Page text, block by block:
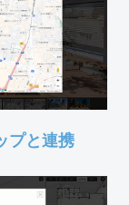
プと連携